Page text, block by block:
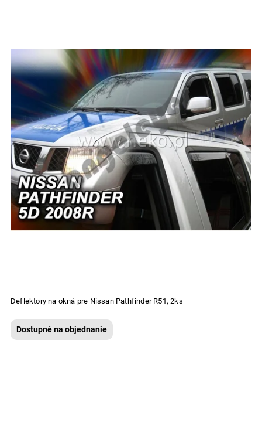
Deflektory na okná pre Nissan Pathfinder R51, 2ks
Dostupné na objednanie